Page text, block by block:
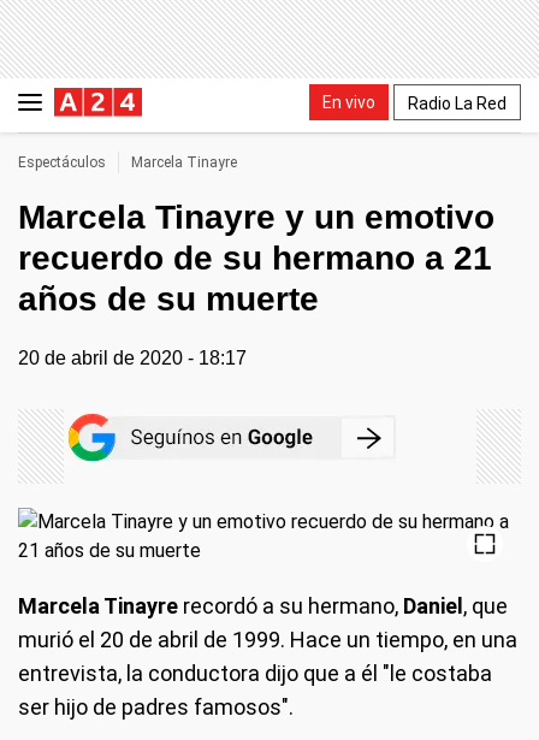
En vivo Radio La Red
Espectáculos Marcela Tinayre
Marcela Tinayre y un emotivo
recuerdo de su hermano a 21
años de su muerte
20 de abril de 2020 - 18:17
Marcela Tinayre recordó a su hermano, Daniel , que
murió el 20 de abril de 1999. Hace un tiempo, en una
entrevista, la conductora dijo que a él "le costaba
ser hijo de padres famosos".